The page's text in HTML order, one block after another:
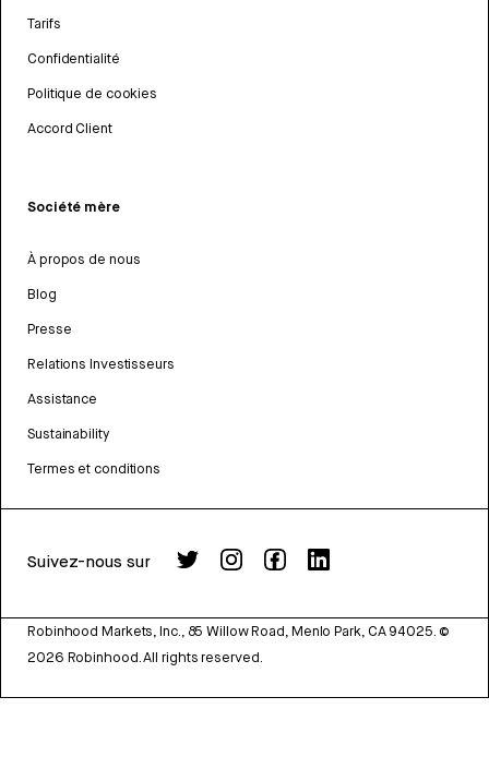
Tarifs
Confidentialité
Politique de cookies
Accord Client
Société mère
À propos de nous
Blog
Presse
Relations Investisseurs
Assistance
Sustainability
Termes et conditions
Suivez-nous sur
Robinhood Markets, Inc., 85 Willow Road, Menlo Park, CA 94025. ©
2026 Robinhood. All rights reserved.